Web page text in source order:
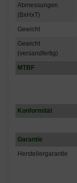
Abmessungen
(BxHxT)
Gewicht
Gewicht
(versandfertig)
MTBF
Konformität
Garantie
Herstellergarantie